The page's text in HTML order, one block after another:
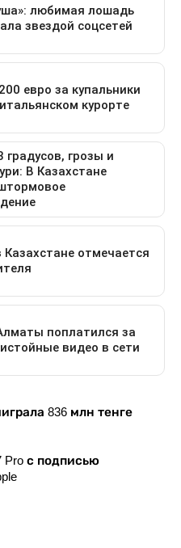
836 млн тенге
Pro с подписью